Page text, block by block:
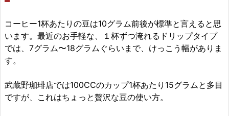
コーヒー1杯あたりの豆は10グラム前後が標準と言えると思
います。最近のお手軽な、１杯ずつ淹れるドリップタイプ
では、7グラム〜18グラムぐらいまで、けっこう幅がありま
す。
武蔵野珈琲店では100CCのカップ1杯あたり15グラムと多目
ですが、これはちょっと贅沢な豆の使い方。